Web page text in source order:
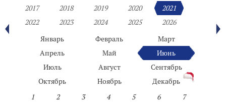
2017 2018 2019 2020
2021
2022
2023 2024 2025
2026
Январь
Февраль
Март
Апрель
Май
Июнь
Июль
Август
Сентябрь
Октябрь
Ноябрь
Декабрь
1
2 3 4 5 6
7